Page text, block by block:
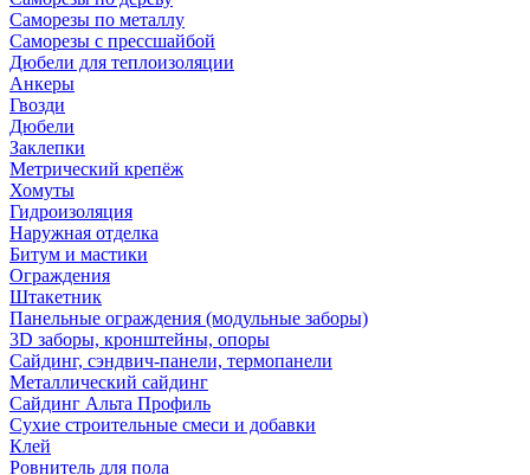
Саморезы по металлу
Саморезы с прессшайбой
Дюбели для теплоизоляции
Анкеры
Гвозди
Дюбели
Заклепки
Метрический крепёж
Хомуты
Гидроизоляция
Наружная отделка
Битум и мастики
Ограждения
Штакетник
Панельные ограждения (модульные заборы)
3D заборы, кронштейны, опоры
Cайдинг, сэндвич-панели, термопанели
Металлический сайдинг
Сайдинг Альта Профиль
Сухие строительные смеси и добавки
Клей
Ровнитель для пола